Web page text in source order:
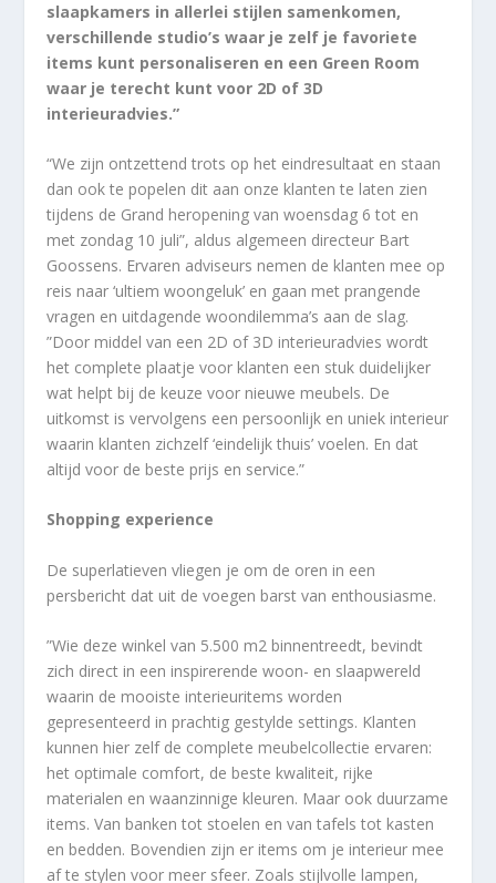
slaapkamers in allerlei stijlen samenkomen,
verschillende studio’s waar je zelf je favoriete
items kunt personaliseren en een Green Room
waar je terecht kunt voor 2D of 3D
interieuradvies.”
“We zijn ontzettend trots op het eindresultaat en staan
dan ook te popelen dit aan onze klanten te laten zien
tijdens de Grand heropening van woensdag 6 tot en
met zondag 10 juli”, aldus algemeen directeur Bart
Goossens. Ervaren adviseurs nemen de klanten mee op
reis naar ‘ultiem woongeluk’ en gaan met prangende
vragen en uitdagende woondilemma’s aan de slag.
”Door middel van een 2D of 3D interieuradvies wordt
het complete plaatje voor klanten een stuk duidelijker
wat helpt bij de keuze voor nieuwe meubels. De
uitkomst is vervolgens een persoonlijk en uniek interieur
waarin klanten zichzelf ‘eindelijk thuis’ voelen. En dat
altijd voor de beste prijs en service.”
Shopping experience
De superlatieven vliegen je om de oren in een
persbericht dat uit de voegen barst van enthousiasme.
”Wie deze winkel van 5.500 m2 binnentreedt, bevindt
zich direct in een inspirerende woon- en slaapwereld
waarin de mooiste interieuritems worden
gepresenteerd in prachtig gestylde settings. Klanten
kunnen hier zelf de complete meubelcollectie ervaren:
het optimale comfort, de beste kwaliteit, rijke
materialen en waanzinnige kleuren. Maar ook duurzame
items. Van banken tot stoelen en van tafels tot kasten
en bedden. Bovendien zijn er items om je interieur mee
af te stylen voor meer sfeer. Zoals stijlvolle lampen,